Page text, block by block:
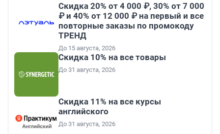
Скидка 20% от 4 000 ₽, 30% от 7 000
₽ и 40% от 12 000 ₽ на первый и все
повторные заказы по промокоду
ТРЕНД
До 15 августа, 2026
Скидка 10% на все товары
До 31 августа, 2026
Скидка 11% на все курсы
английского
До 31 августа, 2026